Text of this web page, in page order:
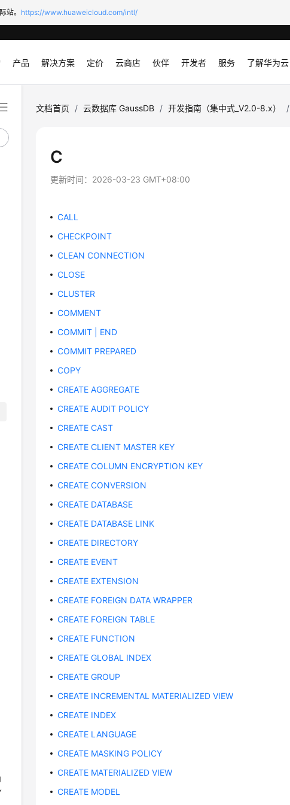
站。 https://www.huaweicloud.com/intl/
产品 解决方案 定价 云商店 伙伴 开发者 服务 了解华为云
文档首页 / 云数据库 GaussDB / 开发指南（集中式_V2.0-8.x） /
C
更新时间： 2026-03-23 GMT+08:00
CALL
CHECKPOINT
CLEAN CONNECTION
CLOSE
CLUSTER
COMMENT
COMMIT | END
COMMIT PREPARED
COPY
CREATE AGGREGATE
CREATE AUDIT POLICY
CREATE CAST
CREATE CLIENT MASTER KEY
CREATE COLUMN ENCRYPTION KEY
CREATE CONVERSION
CREATE DATABASE
CREATE DATABASE LINK
CREATE DIRECTORY
CREATE EVENT
CREATE EXTENSION
CREATE FOREIGN DATA WRAPPER
CREATE FOREIGN TABLE
CREATE FUNCTION
CREATE GLOBAL INDEX
CREATE GROUP
CREATE INCREMENTAL MATERIALIZED VIEW
CREATE INDEX
CREATE LANGUAGE
CREATE MASKING POLICY
CREATE MATERIALIZED VIEW
CREATE MODEL